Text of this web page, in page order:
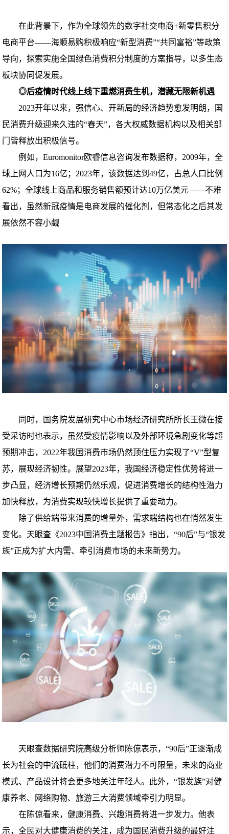
在此背景下，作为全球领先的数字社交电商+新零售积分
电商平台——海顺易购积极响应“新型消费”“共同富裕”等政策
导向，探索实施全国绿色消费积分制度的方案指导，以多生态
板块协同促发展。
◎后疫情时代线上线下重燃消费生机，潜藏无限新机遇
2023开年以来，强信心、开新局的经济趋势愈发明朗，国
民消费升级迎来久违的“春天”，各大权威数据机构以及相关部
门皆释放出积极信号。
例如，Euromonitor欧睿信息咨询发布数据称，2009年，全
球上网人口为16亿；2023年，该数据达到49亿，占总人口比例
62%；全球线上商品和服务销售额预计达10万亿美元——不难
看出，虽然新冠疫情是电商发展的催化剂，但常态化之后其发
展依然不容小觑
同时，国务院发展研究中心市场经济研究所所长王微在接
受采访时也表示，虽然受疫情影响以及外部环境急剧变化等超
预期冲击，2022年我国消费市场仍然顶住压力实现了“V”型复
苏，展现经济韧性。展望2023年，我国经济稳定性优势将进一
步凸显，经济增长预期仍然乐观，促进消费增长的结构性潜力
加快释放，为消费实现较快增长提供了重要动力。
除了供给端带来消费的增量外，需求端结构也在悄然发生
变化。天眼查《2023中国消费主题报告》指出，“90后”与“银发
族”正成为扩大内需、牵引消费市场的未来新势力。
天眼查数据研究院高级分析师陈倞表示，“90后”正逐渐成
长为社会的中流砥柱，他们的消费潜力不可限量，未来的商业
模式、产品设计将会更多地关注年轻人。此外，“银发族”对健
康养老、网络购物、旅游三大消费领域牵引力明显。
在陈倞看来，健康消费、兴趣消费将进一步发力。他表
示，全民对大健康消费的关注，成为国民消费升级的最好注